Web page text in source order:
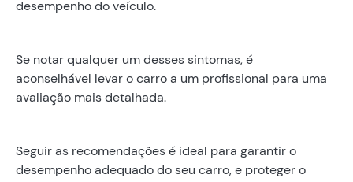
desempenho do veículo.
Se notar qualquer um desses sintomas, é
aconselhável levar o carro a um profissional para uma
avaliação mais detalhada.
Seguir as recomendações é ideal para garantir o
desempenho adequado do seu carro, e proteger o